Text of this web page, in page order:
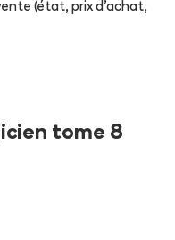
(état, prix d'achat,
tome 8